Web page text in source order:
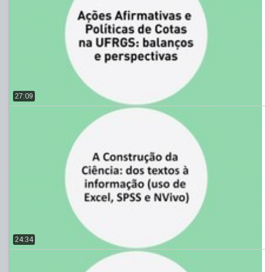
27:09
24:34